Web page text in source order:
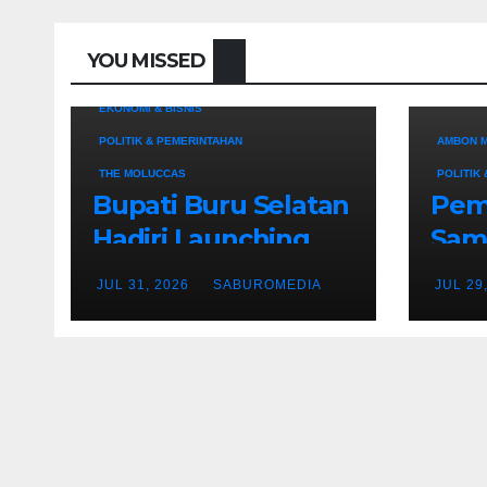
YOU MISSED
EKONOMI & BISNIS
POLITIK & PEMERINTAHAN
THE MOLUCCAS
Bupati Buru Selatan
Hadiri Launching
Penanaman
JUL 31, 2026 SABUROMEDIA
AMBON
POLITIK
JUL